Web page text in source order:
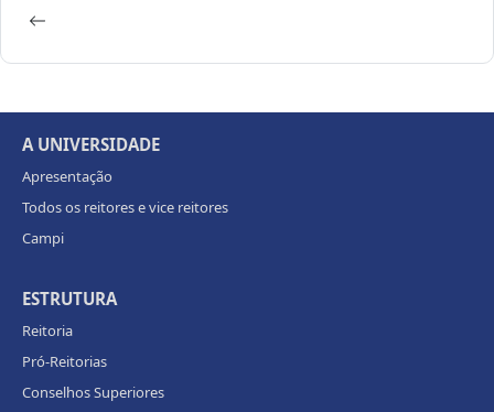
A UNIVERSIDADE
Apresentação
Todos os reitores e vice reitores
Campi
ESTRUTURA
Reitoria
Pró-Reitorias
Conselhos Superiores